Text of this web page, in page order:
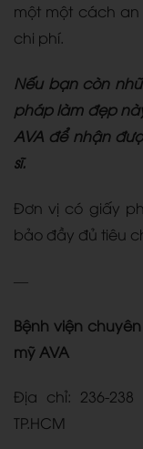
một một cách
chi phí.
Nếu bạn còn
pháp làm đẹp
AVA để nhận
sĩ.
Đơn vị có giấy
bảo đầy đủ tiêu
—
Bệnh viện
mỹ AVA
Địa chỉ: 236-
TP.HCM